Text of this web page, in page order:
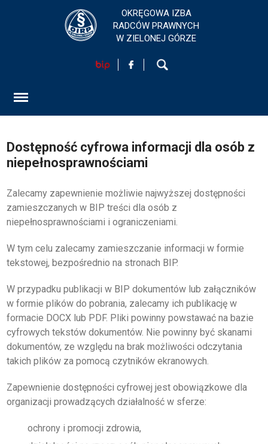
HOME
FORMULARZ
SZKOLENIA
EGZAMINY PRAWNICZE
O IZBIE
DLA RADCÓW
DLA APLIKANTÓW
SZKOLENIA
LUBUSKIE CENTRUM
MEDIACJI
OKRĘGOWA IZBA
RADCÓW PRAWNYCH
W ZIELONEJ GÓRZE
Dostępność cyfrowa informacji dla osób z
niepełnosprawnościami
Zalecamy zapewnienie możliwie najwyższej dostępności
zamieszczanych w BIP treści dla osób z
niepełnosprawnościami i ograniczeniami.
W tym celu zalecamy zamieszczanie informacji w formie
tekstowej, bezpośrednio na stronach BIP.
W przypadku publikacji w BIP dokumentów lub załączników
w formie plików do pobrania, zalecamy ich publikację w
formacie DOCX lub PDF. Pliki powinny powstawać na bazie
cyfrowych tekstów dokumentów. Nie powinny być skanami
dokumentów, ze względu na brak możliwości odczytania
takich plików za pomocą czytników ekranowych.
Zapewnienie dostępności cyfrowej jest obowiązkowe dla
organizacji prowadzących działalność w sferze:
ochrony i promocji zdrowia,